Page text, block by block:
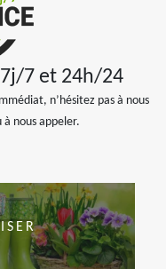
7j/7 et 24h/24
n’hésitez pas à nous
nous appeler.